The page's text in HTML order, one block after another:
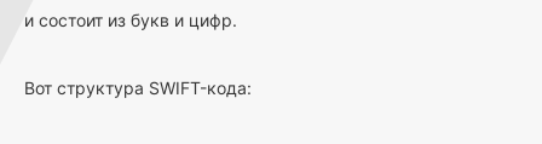
и состоит из букв и цифр.
Вот структура SWIFT-кода: